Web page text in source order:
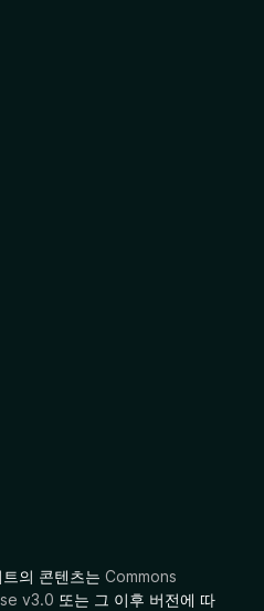
의 콘텐츠는 Commons
v3.0 또는 그 이후 버전에 따